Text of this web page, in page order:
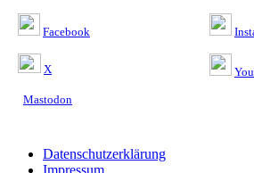
Facebook
X
Mastodon
Datenschutzerklärung
Impressum